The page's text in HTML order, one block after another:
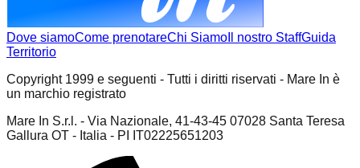
Dove siamoCome prenotareChi Siamo Il nostro StaffGuida
Territorio
Copyright 1999 e seguenti - Tutti i diritti riservati - Mare In è
un marchio registrato
Mare In S.r.l. - Via Nazionale, 41-43-45 07028 Santa Teresa
Gallura OT - Italia - PI IT02225651203